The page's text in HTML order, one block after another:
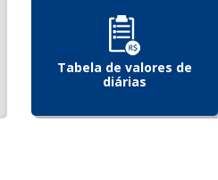
Tabela de valores de
diárias